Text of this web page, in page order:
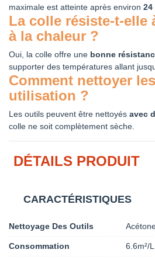
maximale est atteinte après environ 24
La colle résiste-t-elle
à la chaleur ?
Oui, la colle offre une bonne
supporter des températures allant
Comment nettoyer
utilisation ?
Les outils peuvent être nettoyés avec
colle ne soit complètement sèche.
DÉTAILS PRODUIT
CARACTÉRISTIQUES
Nettoyage Des Outils
Consommation 6.6m²/L